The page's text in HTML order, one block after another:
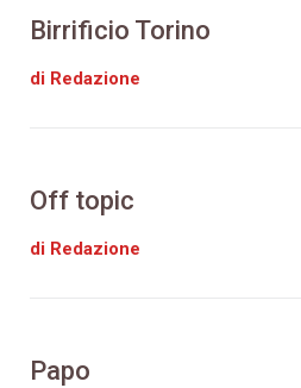
Birrificio Torino
di Redazione
Off topic
di Redazione
Papo